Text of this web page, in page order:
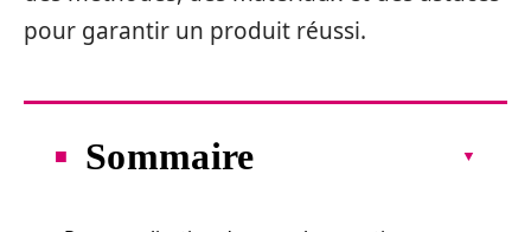
pour garantir un produit réussi.
Sommaire